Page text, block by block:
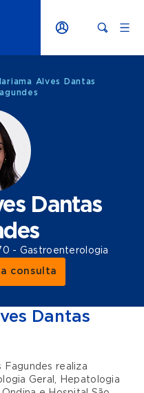
Alves Dantas
Dantas
- Gastroenterologia
consulta
Dantas
Fagundes realiza
Geral,
Hepatologia